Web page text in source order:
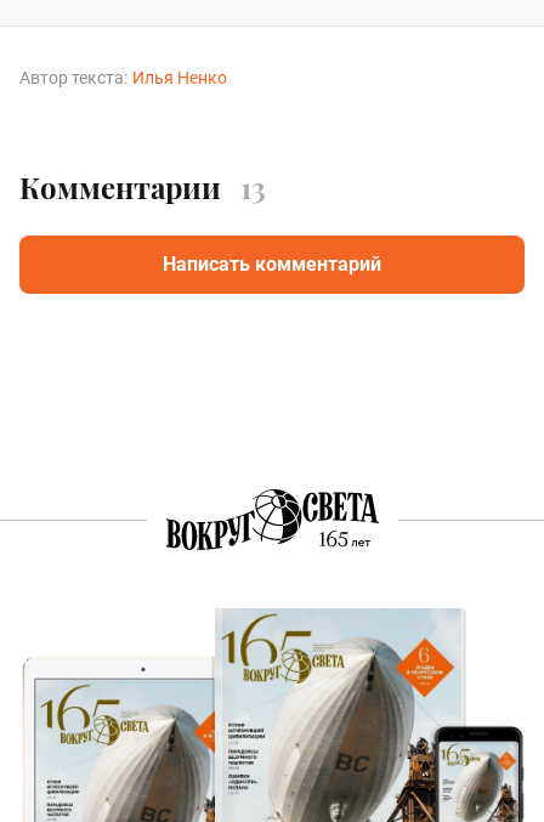
Автор текста: Илья Ненко
Комментарии 13
Написать комментарий